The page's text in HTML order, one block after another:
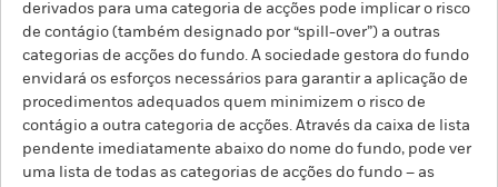
derivados para uma categoria de acções pode implicar o risco
de contágio (também designado por “spill-over”) a outras
categorias de acções do fundo. A sociedade gestora do fundo
envidará os esforços necessários para garantir a aplicação de
procedimentos adequados quem minimizem o risco de
contágio a outra categoria de acções. Através da caixa de lista
pendente imediatamente abaixo do nome do fundo, pode ver
uma lista de todas as categorias de acções do fundo – as